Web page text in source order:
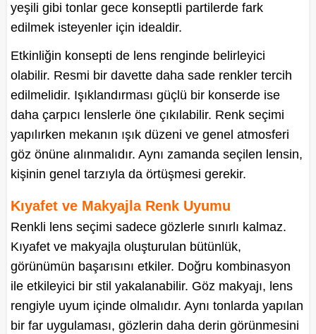
yeşili gibi tonlar gece konseptli partilerde fark
edilmek isteyenler için idealdir.
Etkinliğin konsepti de lens renginde belirleyici
olabilir. Resmi bir davette daha sade renkler tercih
edilmelidir. Işıklandırması güçlü bir konserde ise
daha çarpıcı lenslerle öne çıkılabilir. Renk seçimi
yapılırken mekanın ışık düzeni ve genel atmosferi
göz önüne alınmalıdır. Aynı zamanda seçilen lensin,
kişinin genel tarzıyla da örtüşmesi gerekir.
Kıyafet ve Makyajla Renk Uyumu
Renkli lens seçimi sadece gözlerle sınırlı kalmaz.
Kıyafet ve makyajla oluşturulan bütünlük,
görünümün başarısını etkiler. Doğru kombinasyon
ile etkileyici bir stil yakalanabilir. Göz makyajı, lens
rengiyle uyum içinde olmalıdır. Aynı tonlarda yapılan
bir far uygulaması, gözlerin daha derin görünmesini